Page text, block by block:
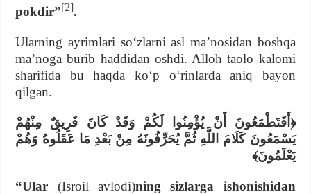
pokdir”[2].
Ularning ayrimlari soʻzlarni asl maʼnosidan boshqa
maʼnoga burib haddidan oshdi. Alloh taolo kalomi
sharifida bu haqda koʻp oʻrinlarda aniq bayon
qilgan.
﴿أَفَتَطْمَعُونَ أَنْ يُؤْمِنُوا لَكُمْ وَقَدْ كَانَ فَرِيقٌ مِنْهُمْ
يَسْمَعُونَ كَلَامَ اللَّهِ ثُمَّ يُحَرِّفُونَهُ مِنْ بَعْدِ مَا عَقَلُوهُ وَهُمْ
يَعْلَمُونَ﴾
“Ular (Isroil avlodi)ning sizlarga ishonishidan